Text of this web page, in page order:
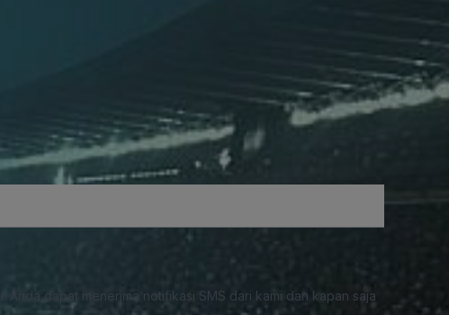
Anda dapat menerima notifikasi SMS dari kami dan kapan saja